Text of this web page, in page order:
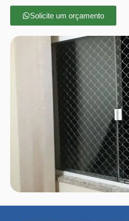
Solicite um orçamento